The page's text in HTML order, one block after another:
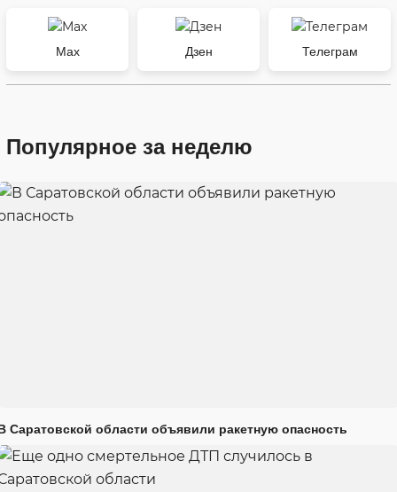
Max Дзен Телеграм
Популярное за неделю
Саратовской области объявили ракетную опасность